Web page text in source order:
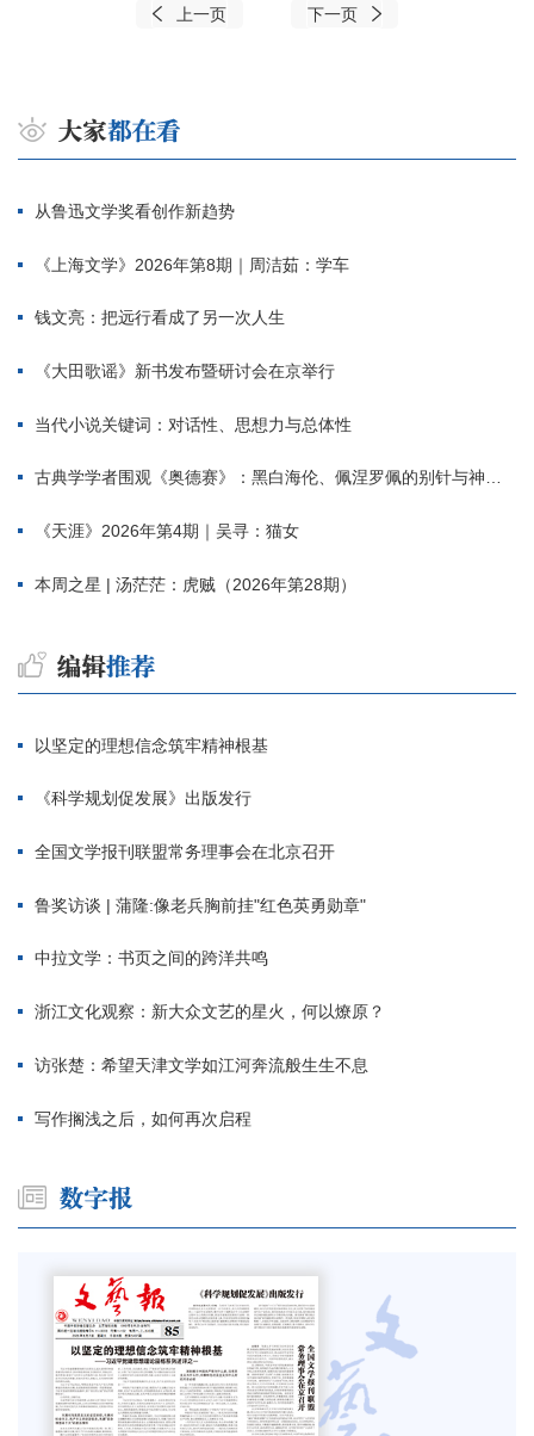
上一页 下一页
从鲁迅文学奖看创作新趋势
《上海文学》2026年第8期｜周洁茹：学车
钱文亮：把远行看成了另一次人生
《大田歌谣》新书发布暨研讨会在京举行
当代小说关键词：对话性、思想力与总体性
古典学学者围观《奥德赛》：黑白海伦、佩涅罗佩的别针与神秘入侵者
《天涯》2026年第4期｜吴寻：猫女
本周之星 | 汤茫茫：虎贼（2026年第28期）
以坚定的理想信念筑牢精神根基
《科学规划促发展》出版发行
全国文学报刊联盟常务理事会在北京召开
鲁奖访谈 | 蒲隆:像老兵胸前挂"红色英勇勋章"
中拉文学：书页之间的跨洋共鸣
浙江文化观察：新大众文艺的星火，何以燎原？
访张楚：希望天津文学如江河奔流般生生不息
写作搁浅之后，如何再次启程